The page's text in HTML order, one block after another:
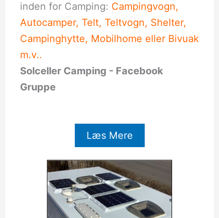
inden for Camping: Campingvogn,
Autocamper, Telt, Teltvogn, Shelter,
Campinghytte, Mobilhome eller Bivuak
m.v..
Solceller Camping - Facebook
Gruppe
Læs Mere